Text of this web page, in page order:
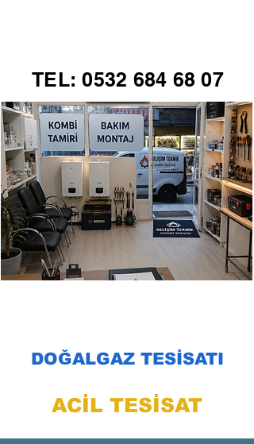
TEL:0532 684 68 07
DOĞALGAZ TESİSATI
ACİL TESİSAT